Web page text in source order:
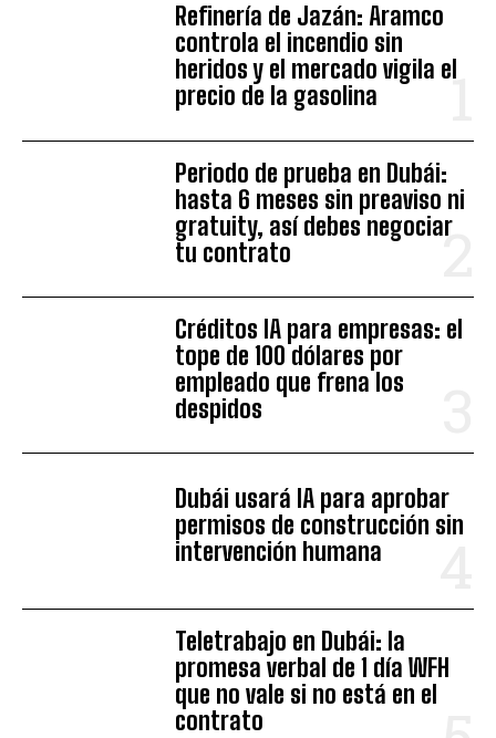
Refinería de Jazán: Aramco
controla el incendio sin
heridos y el mercado vigila el
precio de la gasolina
Periodo de prueba en Dubái:
hasta 6 meses sin preaviso ni
gratuity, así debes negociar
tu contrato
Créditos IA para empresas: el
tope de 100 dólares por
empleado que frena los
despidos
Dubái usará IA para aprobar
permisos de construcción sin
intervención humana
Teletrabajo en Dubái: la
promesa verbal de 1 día WFH
que no vale si no está en el
contrato